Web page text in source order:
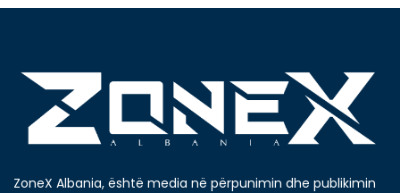
ZoneX Albania, është media në përpunimin dhe publikimin